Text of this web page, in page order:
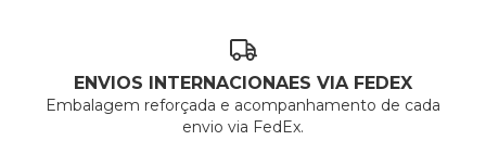
ENVIOS INTERNACIONAES VIA FEDEX
Embalagem reforçada e acompanhamento de cada
envio via FedEx.